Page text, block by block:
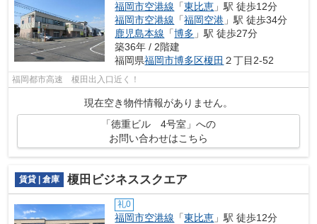
福岡市空港線 「東比恵 」駅 徒歩12分
福岡市空港線 「福岡空港 」駅 徒歩34分
鹿児島本線 「博多 」駅 徒歩27分
築36年 / 2階建
福岡県福岡市博多区榎田 ２丁目2-52
福岡都市高速 榎田出入口近く！
現在空き物件情報がありません。
「徳重ビル 4号室」への
お問い合わせはこちら
賃貸 | 倉庫 榎田ビジネススクエア
礼0
福岡市空港線 「東比恵 」駅 徒歩12分